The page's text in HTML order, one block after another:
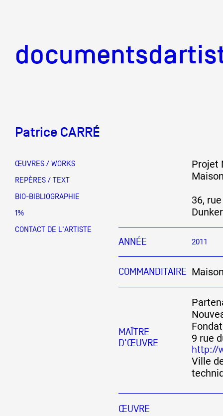
Partenaires
Crédits
Actions
Documentation
Visites d'ateliers
Patrice CARRÉ
ŒUVRES / WORKS
REPÈRES / TEXT
BIO-BIBLIOGRAPHIE
1%
CONTACT DE L'ARTISTE
Projet
36,
ANNÉE 2011
COMMANDITAIRE
MAÎTRE
D'ŒUVRE
9 rue
http://
Ville
ŒUVRE